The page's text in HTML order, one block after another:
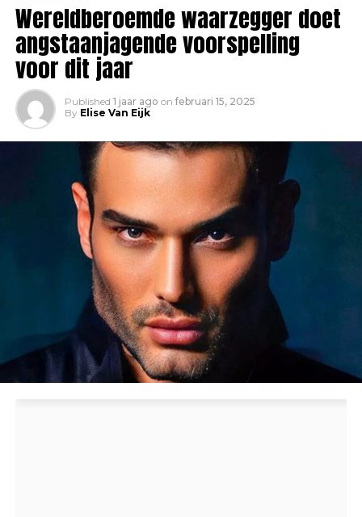
Wereldberoemde waarzegger doet
angstaanjagende voorspelling
voor dit jaar
Published 1 jaar ago on februari 15, 2025
By Elise Van Eijk